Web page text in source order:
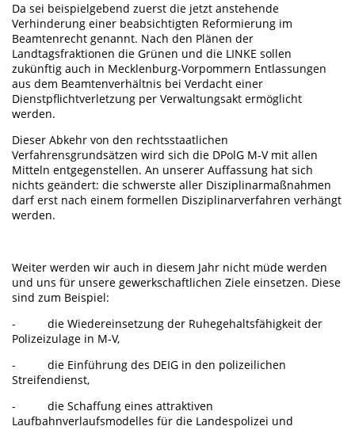
Da sei beispielgebend zuerst die jetzt anstehende
Verhinderung einer beabsichtigten Reformierung im
Beamtenrecht genannt. Nach den Plänen der
Landtagsfraktionen die Grünen und die LINKE sollen
zukünftig auch in Mecklenburg-Vorpommern Entlassungen
aus dem Beamtenverhältnis bei Verdacht einer
Dienstpflichtverletzung per Verwaltungsakt ermöglicht
werden.
Dieser Abkehr von den rechtsstaatlichen
Verfahrensgrundsätzen wird sich die DPolG M-V mit allen
Mitteln entgegenstellen. An unserer Auffassung hat sich
nichts geändert: die schwerste aller Disziplinarmaßnahmen
darf erst nach einem formellen Disziplinarverfahren verhängt
werden.
Weiter werden wir auch in diesem Jahr nicht müde werden
und uns für unsere gewerkschaftlichen Ziele einsetzen. Diese
sind zum Beispiel:
- die Wiedereinsetzung der Ruhegehaltsfähigkeit der
Polizeizulage in M-V,
- die Einführung des DEIG in den polizeilichen
Streifendienst,
- die Schaffung eines attraktiven
Laufbahnverlaufsmodelles für die Landespolizei und